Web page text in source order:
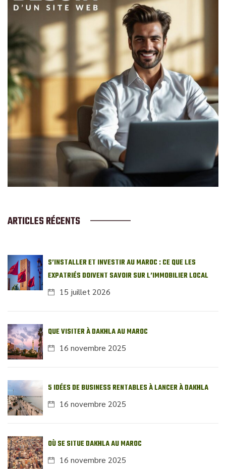
ARTICLES RÉCENTS
S’INSTALLER ET INVESTIR AU MAROC : CE QUE LES
EXPATRIÉS DOIVENT SAVOIR SUR L’IMMOBILIER LOCAL
15 juillet 2026
QUE VISITER À DAKHLA AU MAROC
16 novembre 2025
5 IDÉES DE BUSINESS RENTABLES À LANCER À DAKHLA
16 novembre 2025
OÙ SE SITUE DAKHLA AU MAROC
16 novembre 2025